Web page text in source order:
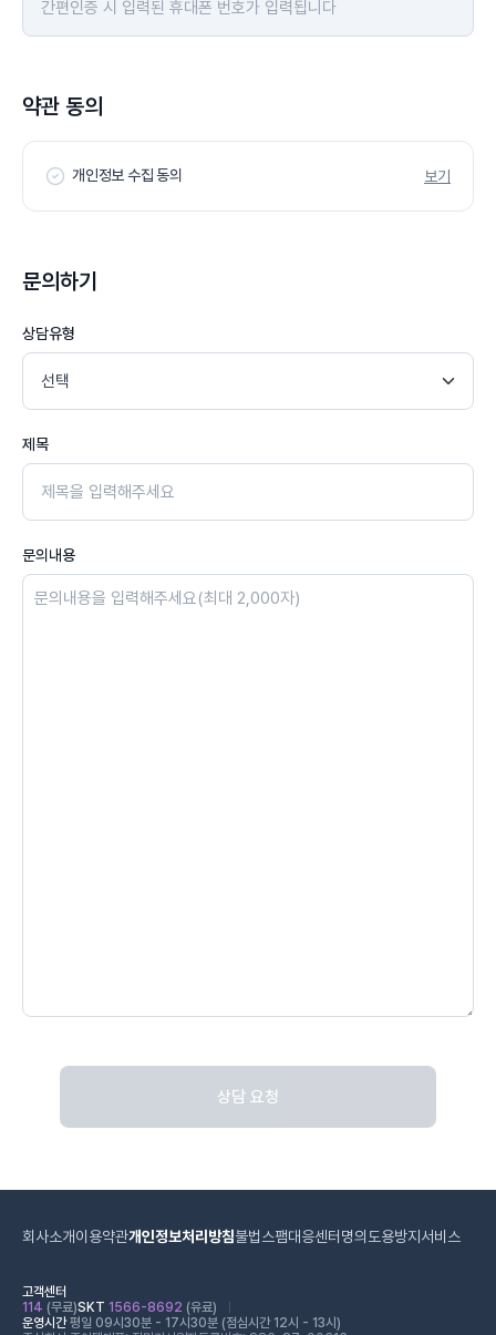
약관 동의
개인정보 수집 동의 보기
문의하기
상담유형
제목
문의내용
상담 요청
회사소개이용약관개인정보처리방침불법스팸대응센터 명의도용방지서비스
고객센터
114 (무료)SKT 1566-8692 (유료)
운영시간평일 09시30분 - 17시30분 (점심시간 12시 - 13시)